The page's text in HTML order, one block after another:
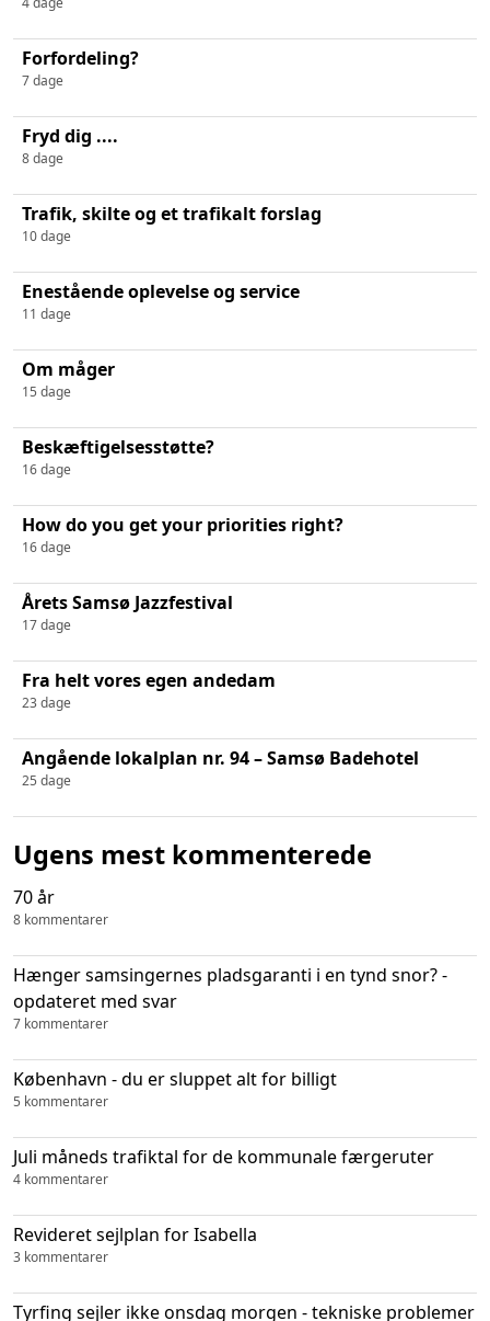
Forfordeling?
7 dage
Fryd dig ....
8 dage
Trafik, skilte og et trafikalt forslag
10 dage
Enestående oplevelse og service
11 dage
Om måger
15 dage
Beskæftigelsesstøtte?
16 dage
How do you get your priorities right?
16 dage
Årets Samsø Jazzfestival
17 dage
Fra helt vores egen andedam
23 dage
Angående lokalplan nr. 94 – Samsø Badehotel
25 dage
Ugens mest kommenterede
70 år
8 kommentarer
Hænger samsingernes pladsgaranti i en tynd snor? -
opdateret med svar
7 kommentarer
København - du er sluppet alt for billigt
5 kommentarer
Juli måneds trafiktal for de kommunale færgeruter
4 kommentarer
Revideret sejlplan for Isabella
3 kommentarer
Tyrfing sejler ikke onsdag morgen - tekniske problemer